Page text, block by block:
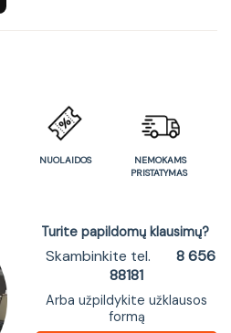
NUOLAIDOS
NEMOKAMS
PRISTATYMAS
Turite papildomų klausimų?
Skambinkite tel.
8 656
88181
Arba užpildykite užklausos
formą